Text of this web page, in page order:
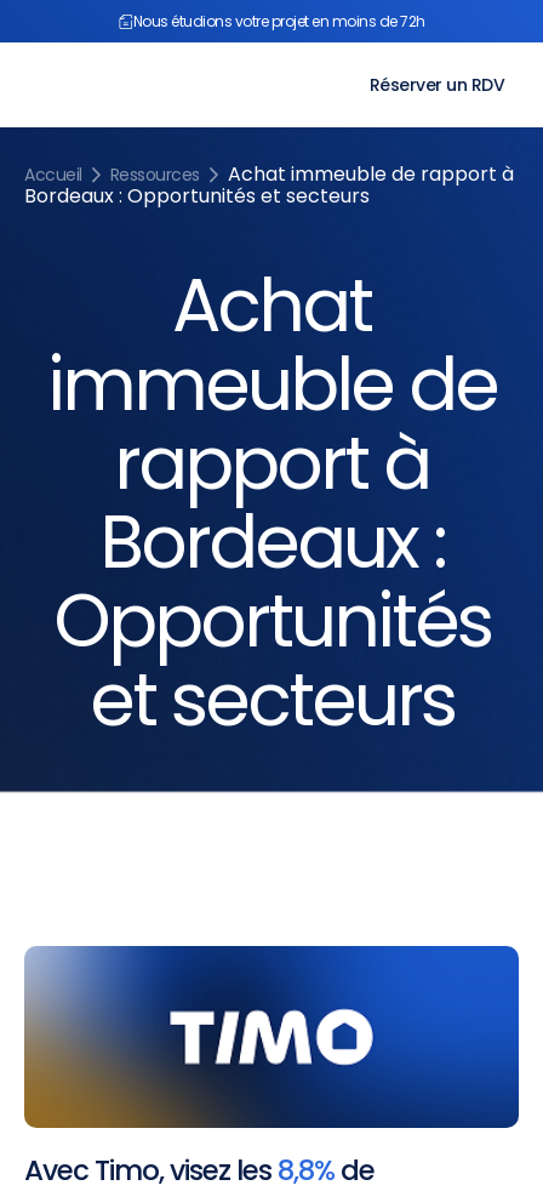
contenu
Nous étudions votre projet en moins de 72h
Réserver un RDV
Accueil Ressources Achat immeuble de rapport à
Bordeaux : Opportunités et secteurs
Achat
immeuble de
rapport à
Bordeaux :
Opportunités
et secteurs
Avec Timo, visez les8,8%de